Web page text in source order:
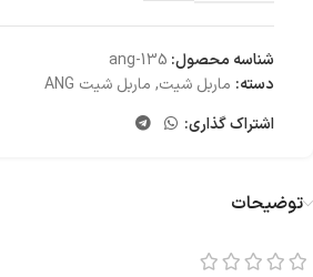
شناسه محصول: ang-135
دسته: ماربل شیت, ماربل شیت ANG
اشتراک گذاری:
توضیحات